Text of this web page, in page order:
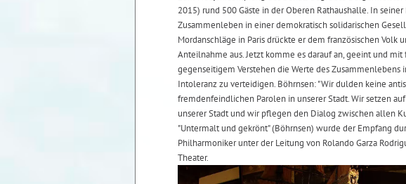
2015) rund 500 Gäste in der Oberen Rathaushalle. In
Zusammenleben in einer demokratisch solidarischen
Mordanschläge in Paris drückte er dem französischen Volk
Anteilnahme aus. Jetzt komme es darauf an, geeint und
gegenseitigem Verstehen die Werte des Zusammenlebens
Intoleranz zu verteidigen. Böhrnsen: "Wir dulden keine
fremdenfeindlichen Parolen in unserer Stadt. Wir setzen
unserer Stadt und wir pflegen den Dialog zwischen allen
"Untermalt und gekrönt" (Böhrnsen) wurde der Empfang
Philharmoniker unter der Leitung von Rolando Garza
Theater.